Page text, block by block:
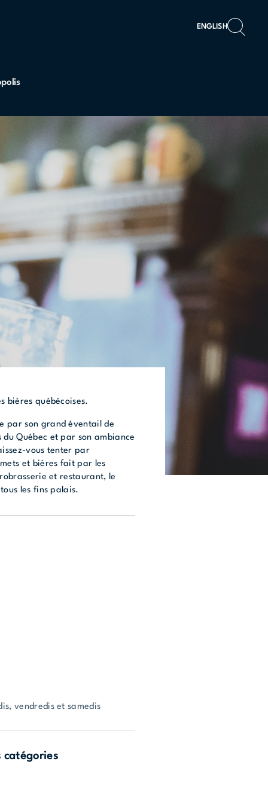
ENGLISH
bières québécoises.
par son grand éventail de
Québec et par son ambiance
vous tenter par
et bières fait par les
et restaurant, le
les fins palais.
vendredis et samedis
catégories